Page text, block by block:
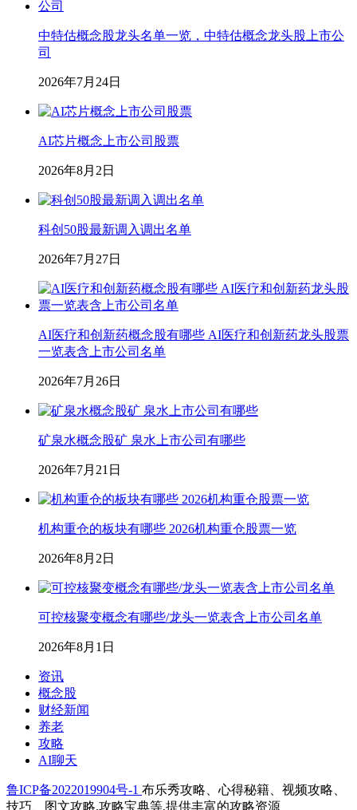
中特估概念股龙头名单一览，中特估概念龙头股上市公
司
2026年7月24日
AI芯片概念上市公司股票
2026年8月2日
科创50股最新调入调出名单
2026年7月27日
AI医疗和创新药概念股有哪些 AI医疗和创新药龙头股票
一览表含上市公司名单
2026年7月26日
矿泉水概念股矿 泉水上市公司有哪些
2026年7月21日
机构重仓的板块有哪些 2026机构重仓股票一览
2026年8月2日
可控核聚变概念有哪些/龙头一览表含上市公司名单
2026年8月1日
资讯
概念股
财经新闻
养老
攻略
AI聊天
鲁ICP备2022019904号-1 布乐秀攻略、心得秘籍、视频攻略、
技巧、图文攻略,攻略宝典等,提供丰富的攻略资源